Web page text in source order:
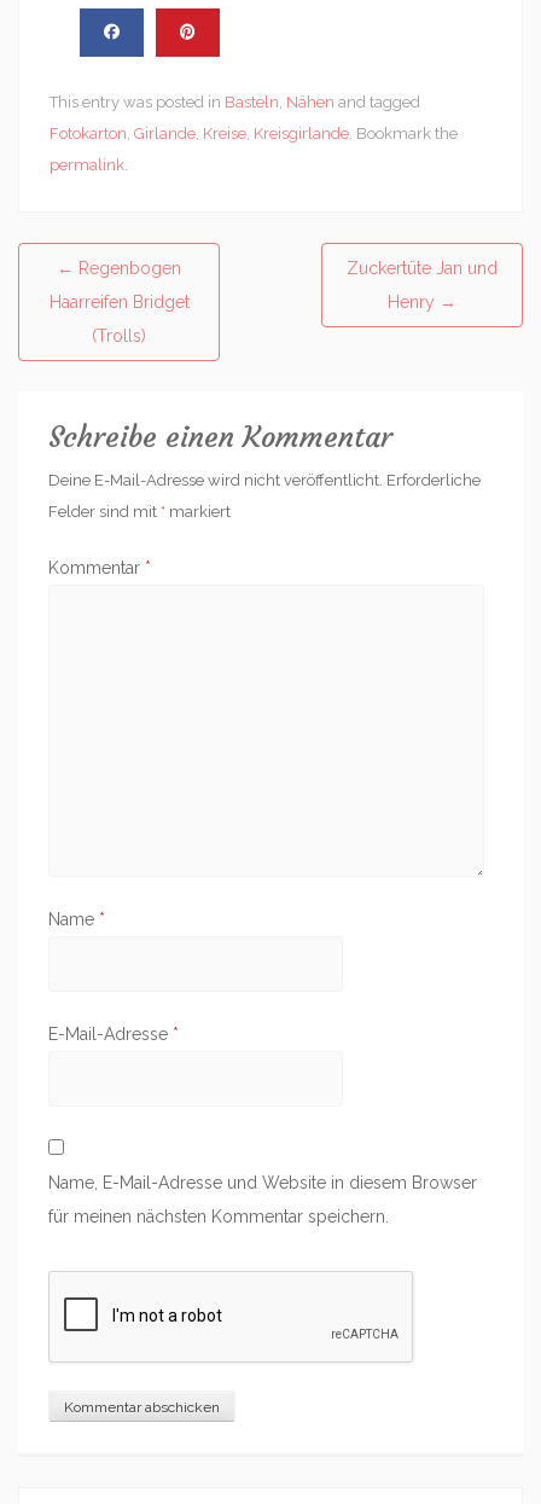
This entry was posted in Basteln Nähen and tagged
Fotokarton Girlande Kreise Kreisgirlande . Bookmark the
permalink
Post
navigation
← Regenbogen
Haarreifen Bridget
(Trolls)
Zuckertüte Jan und
Henry →
Schreibe einen Kommentar
Deine E-Mail-Adresse wird nicht veröffentlicht. Erforderliche
Felder sind mit * markiert
Kommentar *
Name *
E-Mail-Adresse *
Name, E-Mail-Adresse und Website in diesem Browser
für meinen nächsten Kommentar speichern.